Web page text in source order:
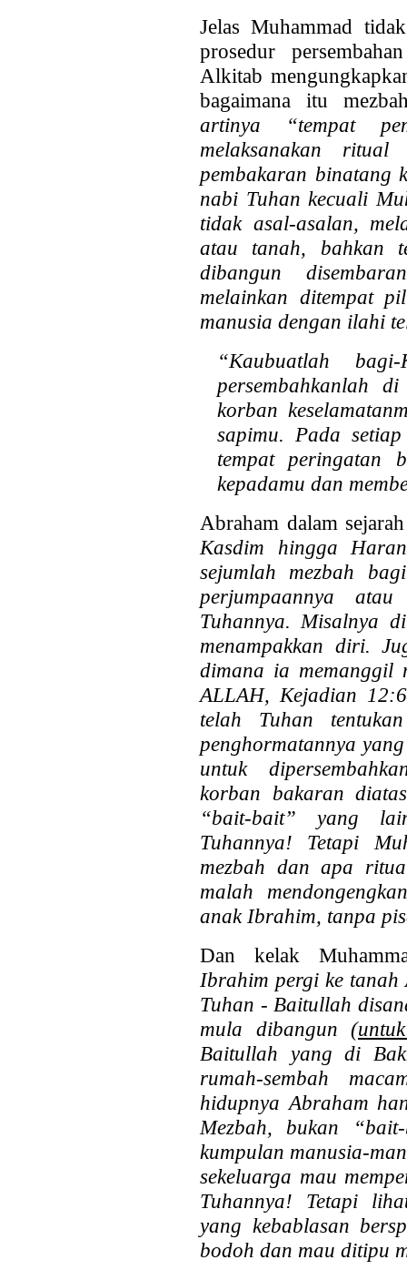
Jelas Muhammad
prosedur
Alkitab
bagaimana itu
artinya “tempat
melaksanakan ritual
pembakaran binatang
nabi Tuhan kecuali
tidak asal-asalan,
atau tanah, bahkan
dibangun
melainkan ditempat
manusia dengan ilahi
“Kaubuatlah
persembahkanlah
korban
sapimu. Pada
tempat peringatan
kepadamu dan
Abraham dalam
Kasdim hingga
sejumlah mezbah
perjumpaannya
Tuhannya. Misalnya
menampakkan diri.
dimana ia memanggil
ALLAH, Kejadian
telah Tuhan
penghormatannya
untuk
korban bakaran
“bait-bait” yang
Tuhannya! Tetapi
mezbah dan apa
malah
anak Ibrahim, tanpa
Dan kelak
Ibrahim pergi ke tanah
Tuhan - Baitullah
mula dibangun
Baitullah yang di
rumah-sembah
hidupnya Abraham
Mezbah, bukan
kumpulan manusia-
sekeluarga mau
Tuhannya! Tetapi
yang kebablasan
bodoh dan mau ditipu